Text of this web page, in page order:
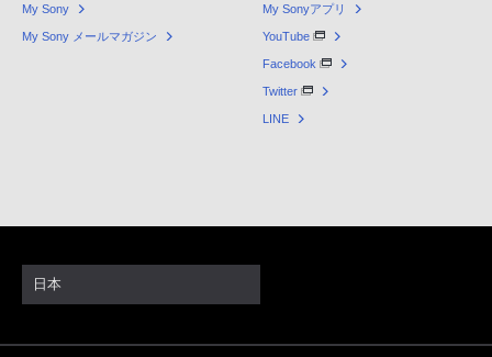
My Sony
My Sony メールマガジン
My Sonyアプリ
YouTube
Facebook
Twitter
LINE
日本